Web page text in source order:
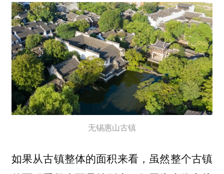
无锡惠山古镇
如果从古镇整体的面积来看，虽然整个古镇